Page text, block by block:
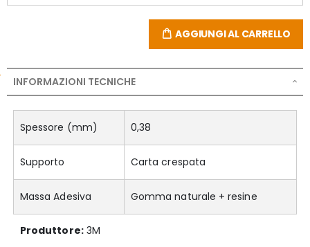
AGGIUNGI AL CARRELLO
INFORMAZIONI TECNICHE
Spessore (mm) 0,38
Supporto Carta crespata
Massa Adesiva Gomma naturale + resine
Produttore:3M